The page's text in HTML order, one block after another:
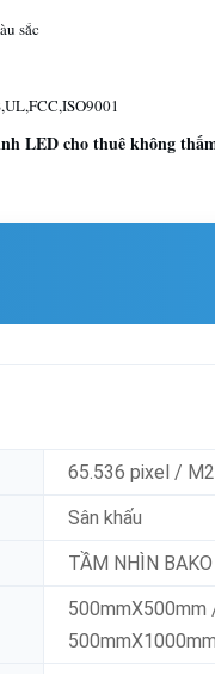
sắc
LED cho thuê không
65.536 pixel / M2
Sân khấu
TẦM NHÌN BAKO
500mmX500mm
500mmX1000mm